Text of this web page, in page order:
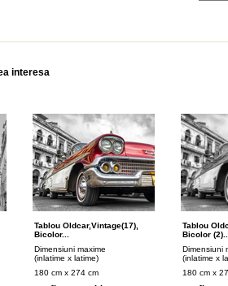
interesa
Tablou Oldcar,vintage(17),
Bicolor...
Dimensiuni maxime
(inlatime x latime)
180 cm x 274 cm
Tablou
Bicolor (2)...
Dimensiuni
(inlatime x
180 cm x